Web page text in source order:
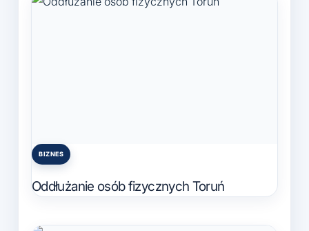
Posted
BIZNES
Oddłużanie osób fizycznych Toruń